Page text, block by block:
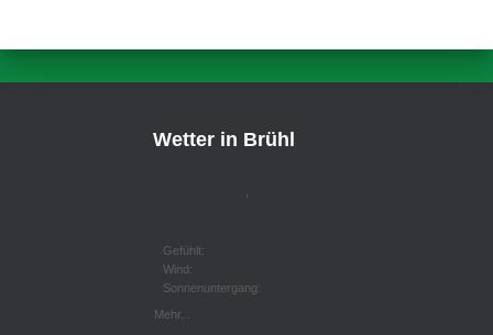
Wetter in Brühl
Gefühlt:
Wind:
Sonnenuntergang:
Mehr...